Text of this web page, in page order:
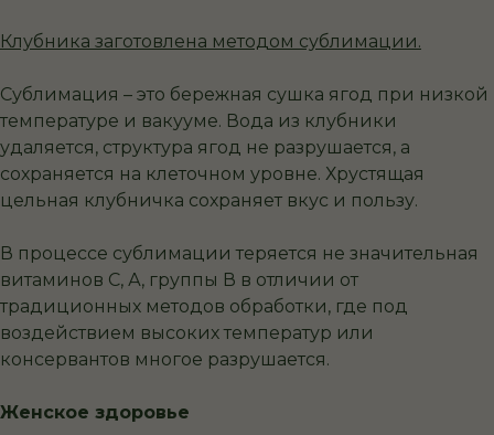
Клубника заготовлена методом сублимации.
Сублимация – это бережная сушка ягод при низкой
температуре и вакууме. Вода из клубники
удаляется, структура ягод не разрушается, а
сохраняется на клеточном уровне. Хрустящая
цельная клубничка сохраняет вкус и пользу.
В процессе сублимации теряется не значительная
витаминов С, А, группы В в отличии от
традиционных методов обработки, где под
воздействием высоких температур или
консервантов многое разрушается.
Женское здоровье